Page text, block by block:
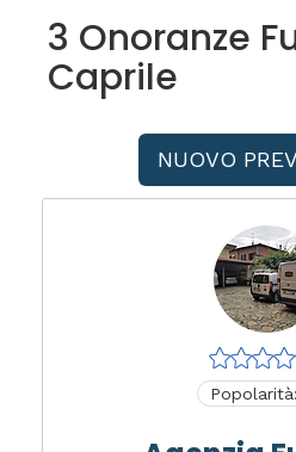
3 Onoranze
Caprile
NUOVO
Popolarità: